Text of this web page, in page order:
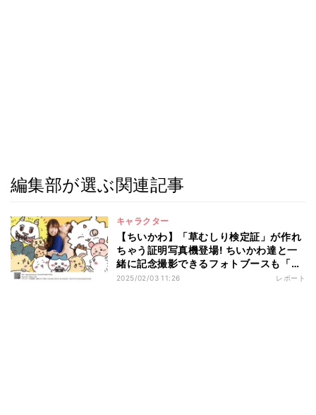
編集部が選ぶ関連記事
キャラクター
【ちいかわ】「草むしり検定証」が作れ
ちゃう証明写真機登場! ちいかわ達と一
緒に記念撮影できるフォトブースも「ち
いかわプリクラ撮りたい〜」「証明写真
2025/02/03 11:26 レポート